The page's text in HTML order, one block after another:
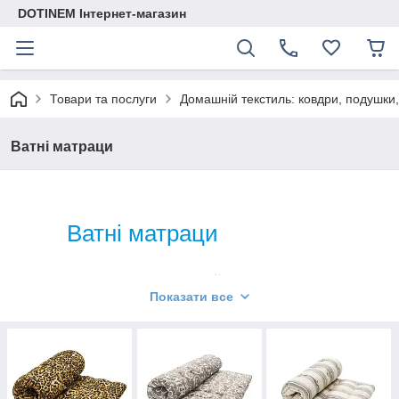
DOTINEM Інтернет-магазин
Товари та послуги Домашній текстиль: ковдри,
Ватні матраци
Ватні матраци
Компанія DOTINEM рада запропонувати широкий
вибір ватних матраців власного виробництва.
Кожен клієнт може розраховувати на високу якість
Показати все